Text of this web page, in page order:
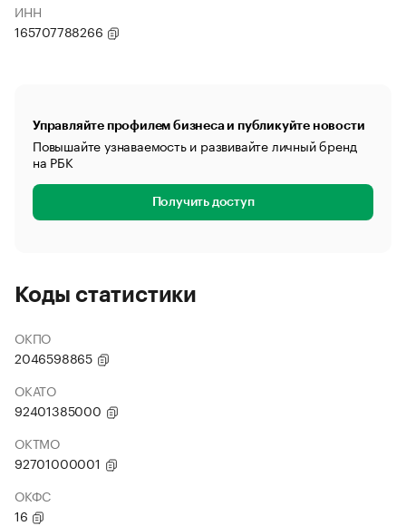
ИНН
165707788266
Управляйте профилем бизнеса и публикуйте новости
Повышайте узнаваемость и развивайте личный бренд
на РБК
Получить доступ
Коды статистики
ОКПО
2046598865
ОКАТО
92401385000
ОКТМО
92701000001
ОКФС
16